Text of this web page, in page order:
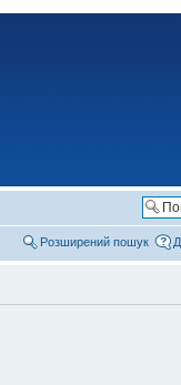
Розширений пошук